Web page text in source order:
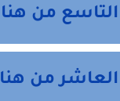
من هنا
من هنا